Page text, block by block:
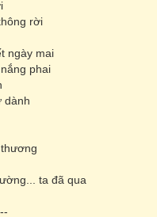
rời
ngày mai
phai
dành
ta đã qua